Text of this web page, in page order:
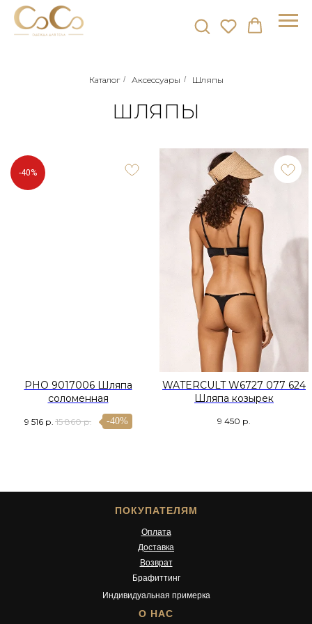
Каталог / Аксессуары / Шляпы
ШЛЯПЫ
-40%
PHO 9017006 Шляпа
соломенная
9 516 р. 15 860 р. -40%
WATERCULT W6727 077 624
Шляпа козырек
9 450 р.
ПОКУПАТЕЛЯМ
О НАС
Оплата
Доставка
Брафиттинг
Индивидуальная примерка
Возврат